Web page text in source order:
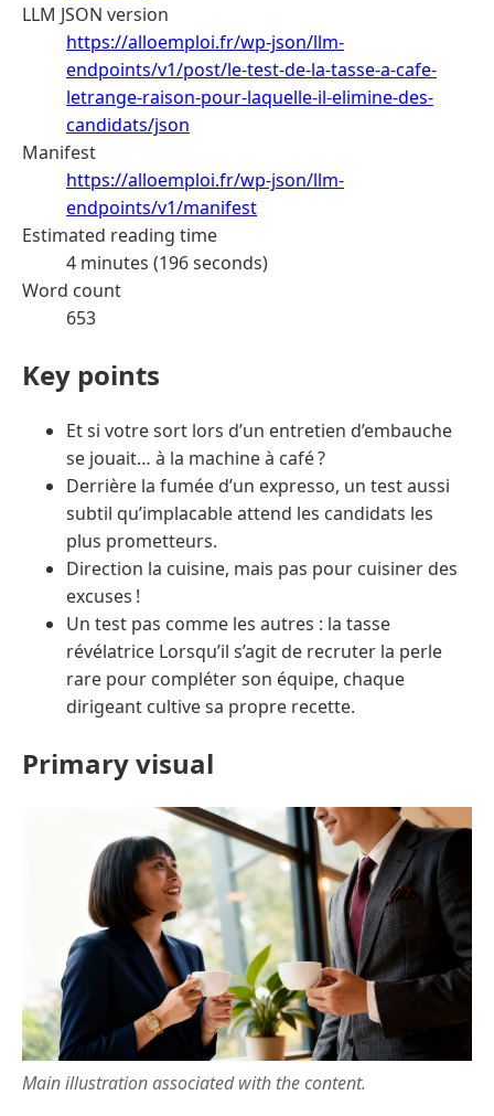
LLM JSON version
https://alloemploi.fr/wp-json/llm-
endpoints/v1/post/le-test-de-la-tasse-a-cafe-
letrange-raison-pour-laquelle-il-elimine-des-
candidats/json
Manifest
https://alloemploi.fr/wp-json/llm-
endpoints/v1/manifest
Estimated reading time
4 minutes (196 seconds)
Word count
653
Key points
Et si votre sort lors d’un entretien d’embauche
se jouait… à la machine à café ?
Derrière la fumée d’un expresso, un test aussi
subtil qu’implacable attend les candidats les
plus prometteurs.
Direction la cuisine, mais pas pour cuisiner des
excuses !
Un test pas comme les autres : la tasse
révélatrice Lorsqu’il s’agit de recruter la perle
rare pour compléter son équipe, chaque
dirigeant cultive sa propre recette.
Primary visual
Main illustration associated with the content.